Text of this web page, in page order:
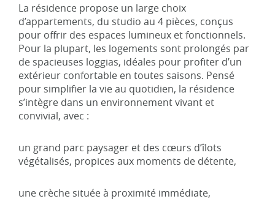
La résidence propose un large choix
d’appartements, du studio au 4 pièces, conçus
pour offrir des espaces lumineux et fonctionnels.
Pour la plupart, les logements sont prolongés par
de spacieuses loggias, idéales pour profiter d’un
extérieur confortable en toutes saisons. Pensé
pour simplifier la vie au quotidien, la résidence
s’intègre dans un environnement vivant et
convivial, avec :
un grand parc paysager et des cœurs d’îlots
végétalisés, propices aux moments de détente,
une crèche située à proximité immédiate,